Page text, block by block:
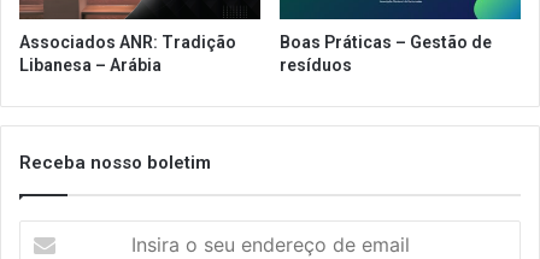
Associados ANR: Tradição
Libanesa – Arábia
Boas Práticas – Gestão de
resíduos
Receba nosso boletim